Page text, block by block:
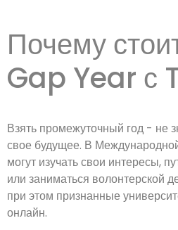
Почему
Gap Year с
Взять промежуточный год - не
свое будущее. В
могут изучать свои интересы,
или заниматься волонтерской
при этом признанные
онлайн.